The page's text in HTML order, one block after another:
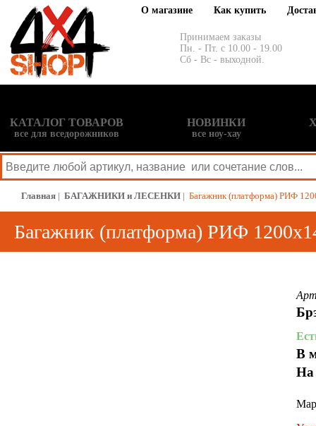
О магазине Как купить
Принимаем заказы
Пн. - Пт. с 10.00 - 19.00
Сб - Вс - выходной.
КАТАЛОГ ТОВАРОВ
все для вседорожников
НОВИНКИ
все ноу-хау
Главная | БАГАЖНИКИ и ЛЕСЕНКИ | Багажник (платформа) РИФ
Багажник (платформа) РИФ
В
На